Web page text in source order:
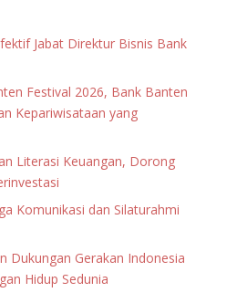
Jabat Direktur Bisnis Bank
Festival 2026, Bank Banten
Kepariwisataan yang
Literasi Keuangan, Dorong
Komunikasi dan Silaturahmi
Dukungan Gerakan Indonesia
Hidup Sedunia